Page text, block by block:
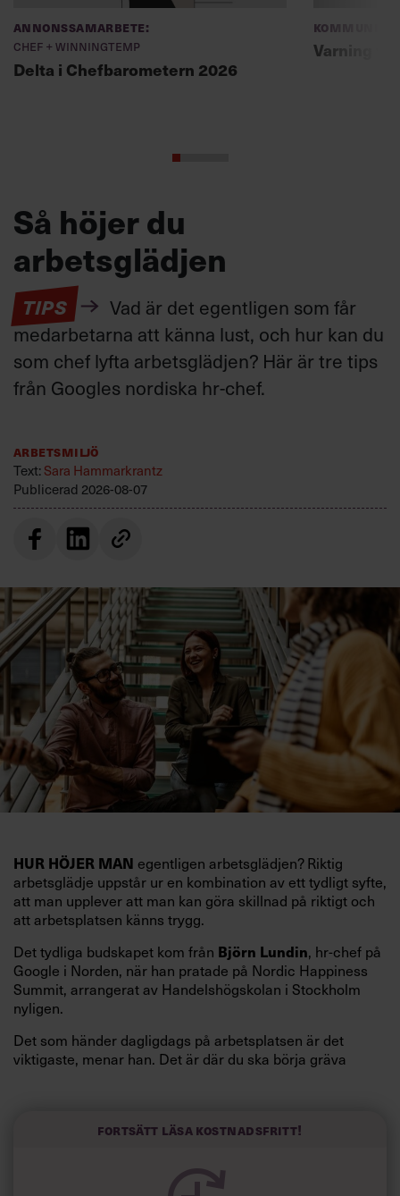
Annonssamarbete:
Chef + Winningtemp
Delta i Chefbarometern 2026
Varning
Så höjer du
arbetsglädjen
TIPS
Vad är det egentligen som får
medarbetarna att känna lust, och hur kan du
som chef lyfta arbetsglädjen? Här är tre tips
från Googles nordiska hr-chef.
Arbetsmiljö
Text:Sara Hammarkrantz
Publicerad 2026-08-07
HUR HÖJER MAN egentligen arbetsglädjen? Riktig
arbetsglädje uppstår ur en kombination av ett tydligt syfte,
att man upplever att man kan göra skillnad på riktigt och
att arbetsplatsen känns trygg.
Det tydliga budskapet kom från Björn Lundin, hr-chef på
Google i Norden, när han pratade på Nordic Happiness
Summit, arrangerat av Handelshögskolan i Stockholm
nyligen.
Det som händer dagligdags på arbetsplatsen är det
viktigaste, menar han. Det är där du ska börja gräva
och höjt arbetsglädjen på Google:
Fortsätt läsa kostnadsfritt!